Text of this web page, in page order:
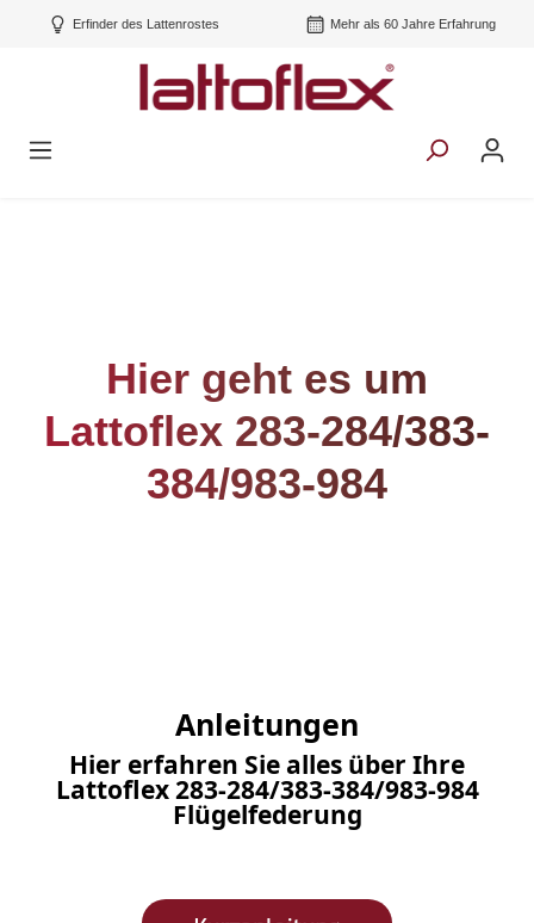
Erfinder des Lattenrostes Mehr als 60 Jahre Erfahrung
Hier geht es um
Lattoflex 283-284/383-
384/983-984
Anleitungen
Hier erfahren Sie alles über Ihre
Lattoflex 283-284/383-384/983-984
Flügelfederung